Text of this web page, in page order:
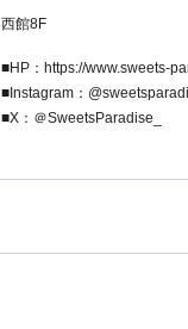
西館8F
■HP： https://www.sweets-
■Instagram：
■X： ＠SweetsParadise_